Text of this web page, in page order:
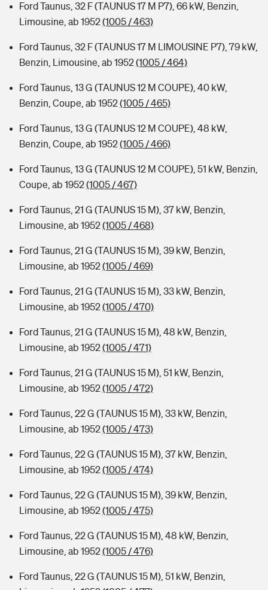
Ford Taunus, 32 F (TAUNUS 17 M P7), 66 kW, Benzin,
Limousine, ab 1952(1005 / 463)
Ford Taunus, 32 F (TAUNUS 17 M LIMOUSINE P7), 79 kW,
Benzin, Limousine, ab 1952(1005 / 464)
Ford Taunus, 13 G (TAUNUS 12 M COUPE), 40 kW,
Benzin, Coupe, ab 1952(1005 / 465)
Ford Taunus, 13 G (TAUNUS 12 M COUPE), 48 kW,
Benzin, Coupe, ab 1952(1005 / 466)
Ford Taunus, 13 G (TAUNUS 12 M COUPE), 51 kW, Benzin,
Coupe, ab 1952(1005 / 467)
Ford Taunus, 21 G (TAUNUS 15 M), 37 kW, Benzin,
Limousine, ab 1952(1005 / 468)
Ford Taunus, 21 G (TAUNUS 15 M), 39 kW, Benzin,
Limousine, ab 1952(1005 / 469)
Ford Taunus, 21 G (TAUNUS 15 M), 33 kW, Benzin,
Limousine, ab 1952(1005 / 470)
Ford Taunus, 21 G (TAUNUS 15 M), 48 kW, Benzin,
Limousine, ab 1952(1005 / 471)
Ford Taunus, 21 G (TAUNUS 15 M), 51 kW, Benzin,
Limousine, ab 1952(1005 / 472)
Ford Taunus, 22 G (TAUNUS 15 M), 33 kW, Benzin,
Limousine, ab 1952(1005 / 473)
Ford Taunus, 22 G (TAUNUS 15 M), 37 kW, Benzin,
Limousine, ab 1952(1005 / 474)
Ford Taunus, 22 G (TAUNUS 15 M), 39 kW, Benzin,
Limousine, ab 1952(1005 / 475)
Ford Taunus, 22 G (TAUNUS 15 M), 48 kW, Benzin,
Limousine, ab 1952(1005 / 476)
Ford Taunus, 22 G (TAUNUS 15 M), 51 kW, Benzin,